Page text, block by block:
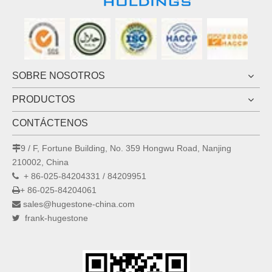
SOBRE NOSOTROS
PRODUCTOS
CONTÁCTENOS
9 / F, Fortune Building, No. 359 Hongwu Road, Nanjing
210002, China
 + 86-025-84204331 / 84209951
+ 86-025-84204061
 sales@hugestone-china.com
 frank-hugestone